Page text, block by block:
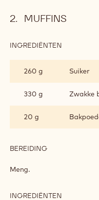
MUFFINS
INGREDIËNTEN
260 g
Suiker
330 g Zwakke
20 g
BEREIDING
Meng.
INGREDIËNTEN